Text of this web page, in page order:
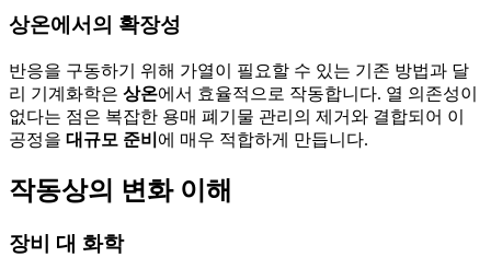
상온에서의 확장성
반응을 구동하기 위해 가열이 필요할 수 있는 기존 방법과 달
리 기계화학은 상온에서 효율적으로 작동합니다. 열 의존성이
없다는 점은 복잡한 용매 폐기물 관리의 제거와 결합되어 이
공정을 대규모 준비 에 매우 적합하게 만듭니다.
작동상의 변화 이해
장비 대 화학